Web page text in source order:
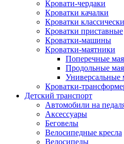
Кровати-чердаки
Кроватки качалки
Кроватки
Кроватки приставные
Кроватки-машины
Кроватки-маятники
Поперечные
Продольные
Универсальные
Кроватки-
Детский транспорт
Автомобили на
Аксессуары
Беговелы
Велосипедные кресла
Велосипеды